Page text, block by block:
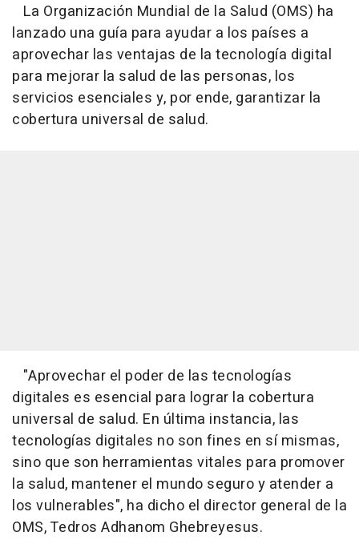
La Organización Mundial de la Salud (OMS) ha
lanzado una guía para ayudar a los países a
aprovechar las ventajas de la tecnología digital
para mejorar la salud de las personas, los
servicios esenciales y, por ende, garantizar la
cobertura universal de salud.
"Aprovechar el poder de las tecnologías
digitales es esencial para lograr la cobertura
universal de salud. En última instancia, las
tecnologías digitales no son fines en sí mismas,
sino que son herramientas vitales para promover
la salud, mantener el mundo seguro y atender a
los vulnerables", ha dicho el director general de la
OMS, Tedros Adhanom Ghebreyesus.